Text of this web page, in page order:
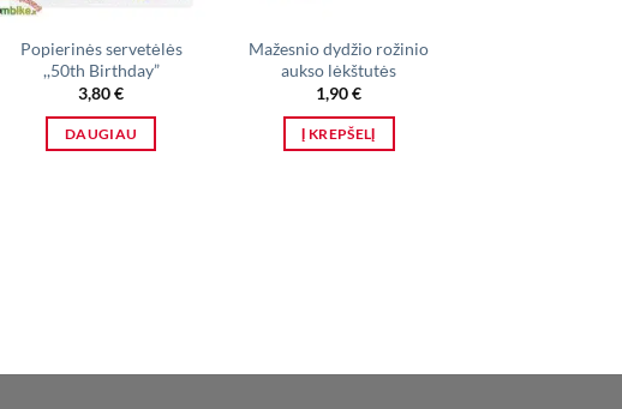
Popierinės servetėlės
,,50th Birthday”
3,80€
DAUGIAU
Mažesnio dydžio rožinio
aukso lėkštutės
1,90€
Į KREPŠELĮ